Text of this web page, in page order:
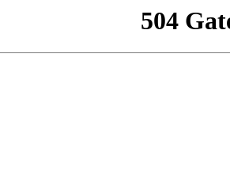
504